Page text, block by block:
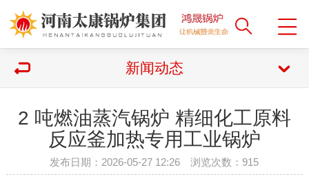
新闻动态
2 吨燃油蒸汽锅炉 精细化工原料
反应釜加热专用工业锅炉
发布日期：2026-05-27 12:26 浏览次数： 915